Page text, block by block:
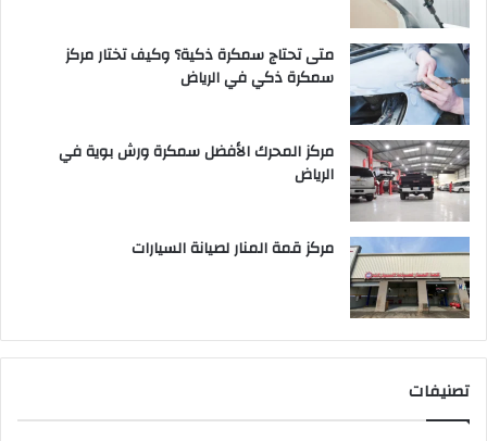
متى تحتاج سمكرة ذكية؟ وكيف تختار مركز
سمكرة ذكي في الرياض
مركز المحرك الأفضل سمكرة ورش بوية في
الرياض
مركز قمة المنار لصيانة السيارات
تصنيفات